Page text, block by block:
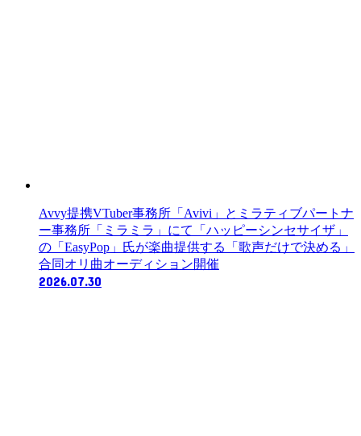
Avvy提携VTuber事務所「Avivi」とミラティブパートナ
ー事務所「ミラミラ」にて「ハッピーシンセサイザ」
の「EasyPop」氏が楽曲提供する「歌声だけで決める」
合同オリ曲オーディション開催
2026.07.30